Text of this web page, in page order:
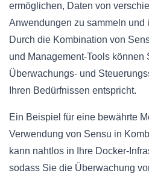
ermöglichen, Daten von
Anwendungen zu sammeln und
Durch die Kombination von
und Management-Tools können
Überwachungs- und
Ihren Bedürfnissen entspricht.
Ein Beispiel für eine bewährte
Verwendung von Sensu in
kann nahtlos in Ihre Docker-
sodass Sie die Überwachung